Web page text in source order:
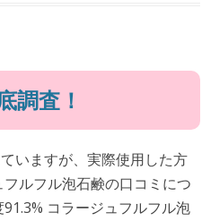
調査！
いますが、実際使用した方
ルフル泡石鹸の口コミにつ
コラージュフルフル泡